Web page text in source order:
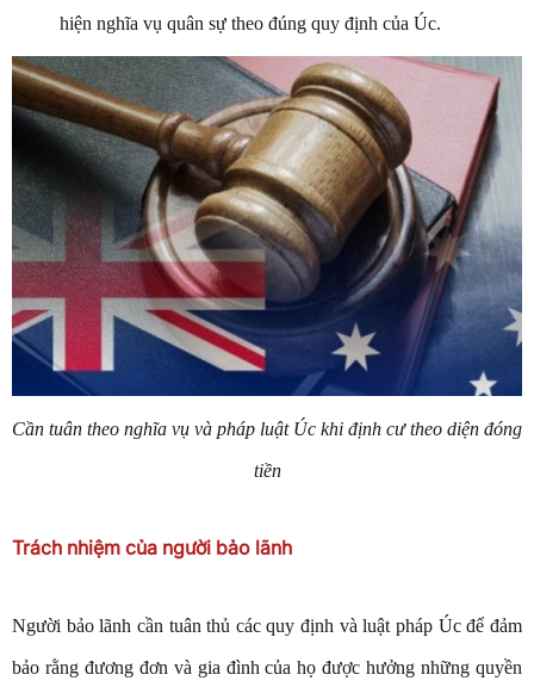
hiện nghĩa vụ quân sự theo đúng quy định của Úc.
Cần tuân theo nghĩa vụ và pháp luật Úc khi định cư theo diện đóng
tiền
Trách nhiệm của người bảo lãnh
Người bảo lãnh cần tuân thủ các quy định và luật pháp Úc để đảm
bảo rằng đương đơn và gia đình của họ được hưởng những quyền